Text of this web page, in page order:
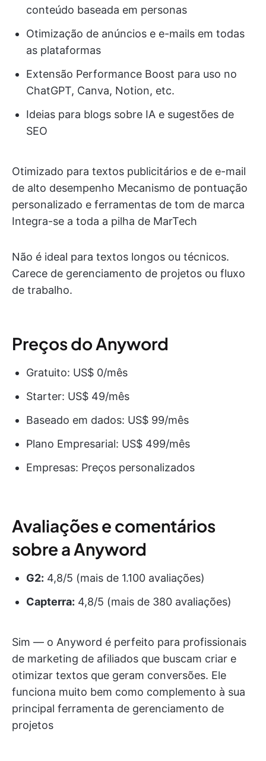
conteúdo baseada em personas
Otimização de anúncios e e-mails em todas
as plataformas
Extensão Performance Boost para uso no
ChatGPT, Canva, Notion, etc.
Ideias para blogs sobre IA e sugestões de
SEO
Otimizado para textos publicitários e de e-mail
de alto desempenho Mecanismo de pontuação
personalizado e ferramentas de tom de marca
Integra-se a toda a pilha de MarTech
Não é ideal para textos longos ou técnicos.
Carece de gerenciamento de projetos ou fluxo
de trabalho.
Preços do Anyword
Gratuito: US$ 0/mês
Starter: US$ 49/mês
Baseado em dados: US$ 99/mês
Plano Empresarial: US$ 499/mês
Empresas: Preços personalizados
Avaliações e comentários
sobre a Anyword
G2: 4,8/5 (mais de 1.100 avaliações)
Capterra: 4,8/5 (mais de 380 avaliações)
Sim — o Anyword é perfeito para profissionais
de marketing de afiliados que buscam criar e
otimizar textos que geram conversões. Ele
funciona muito bem como complemento à sua
principal ferramenta de gerenciamento de
projetos